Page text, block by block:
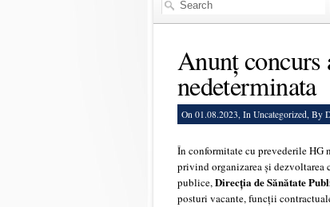
Anunț concurs
nedeterminata
On 01.08.2023, In Uncategorized, By
În conformitate cu prevederile HG
privind organizarea și
publice,Direcția de Sănătate
posturi vacante, funcții